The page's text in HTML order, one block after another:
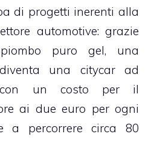
di progetti inerenti alla
automotive: grazie
puro gel, una
una citycar ad
con un costo per il
ai due euro per ogni
a percorrere circa 80